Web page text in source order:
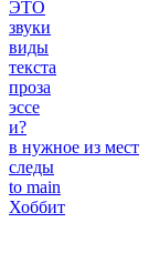
ЭТО
звуки
виды
текста
проза
эссе
и?
в нужное из мест
следы
to main
Хоббит